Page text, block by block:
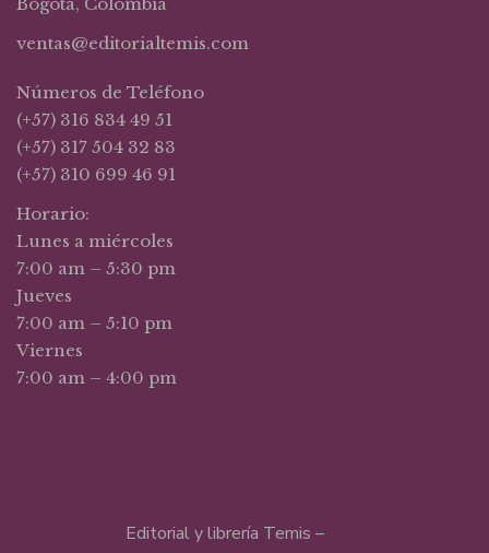
ventas@editorialtemis.com
Números de Teléfono
(+57) 316 834 49 51
(+57) 317 504 32 83
(+57) 310 699 46 91
Horario:
Lunes a miércoles
7:00 am – 5:30 pm
Jueves
7:00 am – 5:10 pm
Viernes
7:00 am – 4:00 pm
Editorial y librería Temis –